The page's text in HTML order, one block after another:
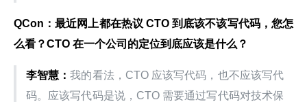
QCon：最近网上都在热议 CTO 到底该不该写代码，您怎
么看？CTO 在一个公司的定位到底应该是什么？
李智慧：我的看法，CTO 应该写代码，也不应该写代
码。应该写代码是说，CTO 需要通过写代码对技术保